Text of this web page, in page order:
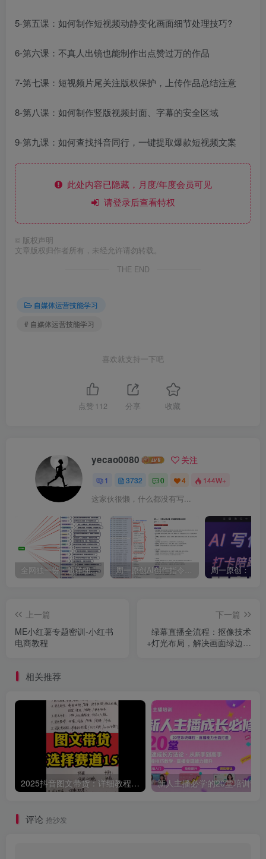
5-第五课：如何制作短视频动静变化画面细节处理技巧?
6-第六课：不真人出镜也能制作出点赞过万的作品
7-第七课：短视频片尾关注版权保护，上传作品总结注意
8-第八课：如何制作竖版视频封面、字幕的安全区域
9-第九课：如何查找抖音同行，一键提取爆款短视频文案
此处内容已隐藏，月度/年度会员可见
请登录后查看特权
© 版权声明
文章版权归作者所有，未经允许请勿转载。
THE END
自媒体运营技能学习
# 自媒体运营技能学习
喜欢就支持一下吧
点赞 112 分享 收藏
yecao0080 关注
1 3732 0 4 144W+
这家伙很懒，什么都没有写...
全网独一份：超详细的40+个自媒体赛道领域解析手册，让你的内容创作不再局限！ 周一原创AI创作指令词：30+个领域赛道的创作提示词集合
上一篇
ME小红薯专题密训-小红书
电商教程
下一篇
绿幕直播全流程：抠像技术
+灯光布局，解决画面绿边虚
相关推荐
2025抖音图文带货：详细教程，账号装修定位，素材获取技巧，挂车变现方法…
评论 抢沙发